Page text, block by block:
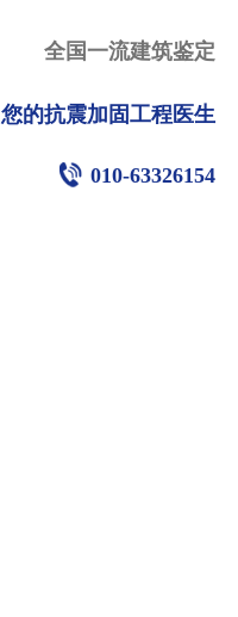
全国一流建筑鉴定
您的抗震加固工程医生
010-63326154